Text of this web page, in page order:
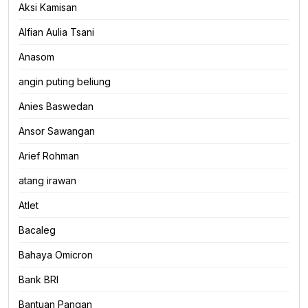
Aksi Kamisan
Alfian Aulia Tsani
Anasom
angin puting beliung
Anies Baswedan
Ansor Sawangan
Arief Rohman
atang irawan
Atlet
Bacaleg
Bahaya Omicron
Bank BRI
Bantuan Pangan